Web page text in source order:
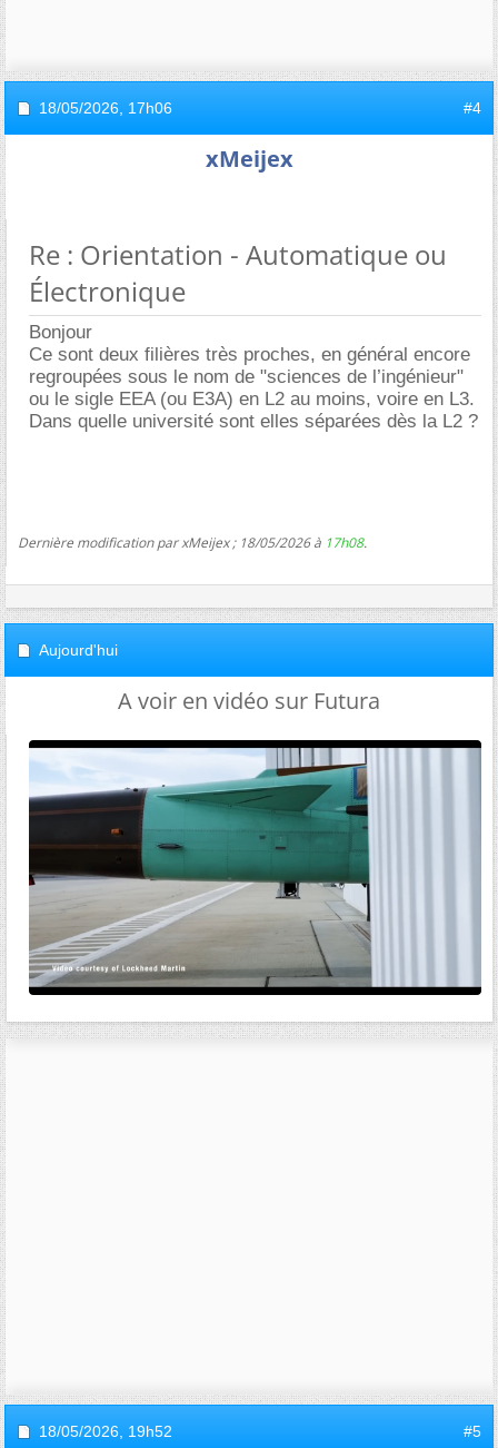
18/05/2026, 17h06 #4
xMeijex
Re : Orientation - Automatique ou
Électronique
Bonjour
Ce sont deux filières très proches, en général encore
regroupées sous le nom de "sciences de l’ingénieur"
ou le sigle EEA (ou E3A) en L2 au moins, voire en L3.
Dans quelle université sont elles séparées dès la L2 ?
Dernière modification par xMeijex ; 18/05/2026 à 17h08.
Aujourd'hui
A voir en vidéo sur Futura
18/05/2026, 19h52 #5